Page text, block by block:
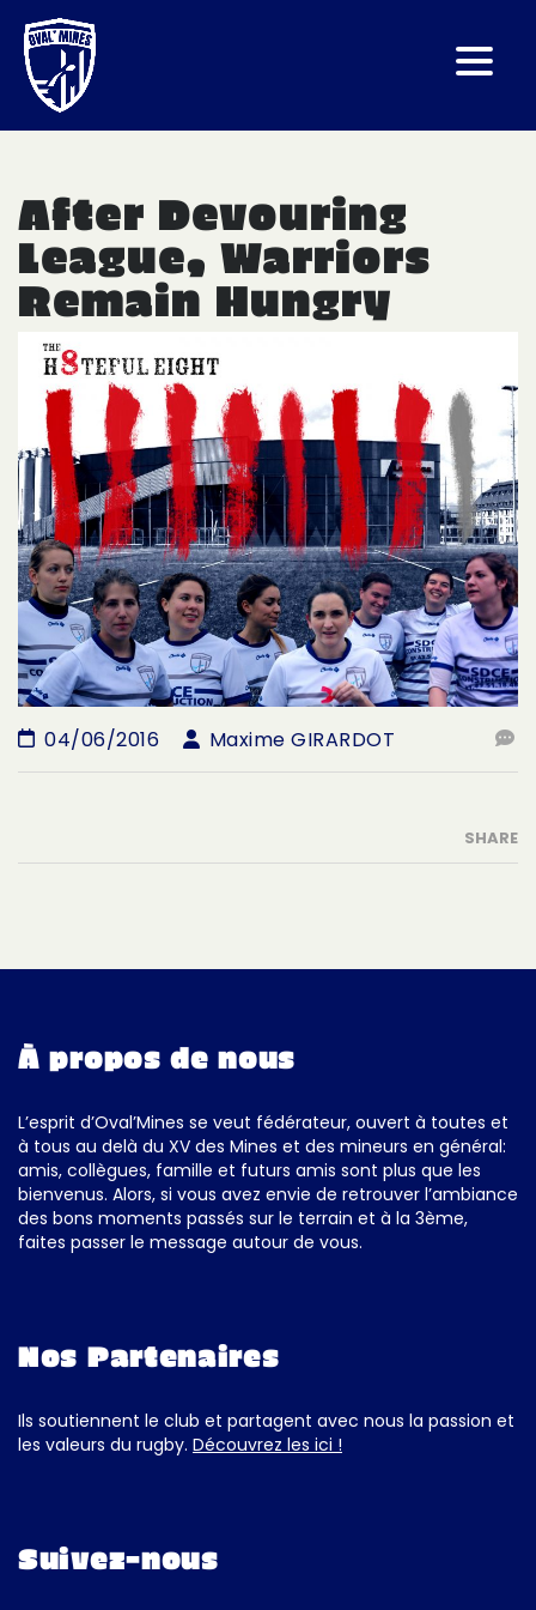
After Devouring
League, Warriors
Remain Hungry
04/06/2016 Maxime GIRARDOT
SHARE
À propos de nous
L’esprit d’Oval’Mines se veut fédérateur, ouvert à toutes et
à tous au delà du XV des Mines et des mineurs en général:
amis, collègues, famille et futurs amis sont plus que les
bienvenus. Alors, si vous avez envie de retrouver l’ambiance
des bons moments passés sur le terrain et à la 3ème,
faites passer le message autour de vous.
Nos Partenaires
Ils soutiennent le club et partagent avec nous la passion et
les valeurs du rugby. Découvrez les ici !
Suivez-nous